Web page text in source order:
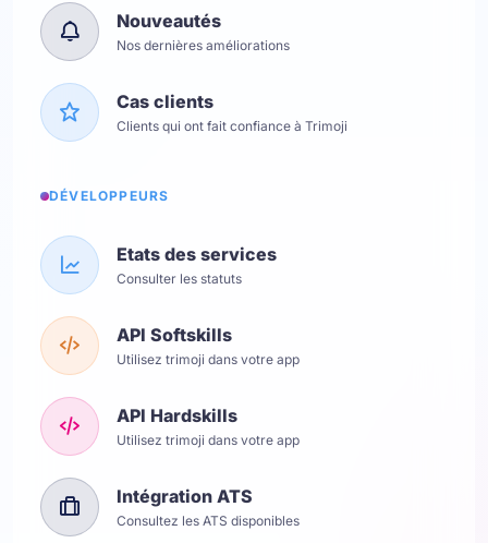
Nouveautés
Nos dernières améliorations
Cas clients
Clients qui ont fait confiance à Trimoji
DÉVELOPPEURS
Etats des services
Consulter les statuts
API Softskills
Utilisez trimoji dans votre app
API Hardskills
Utilisez trimoji dans votre app
Intégration ATS
Consultez les ATS disponibles